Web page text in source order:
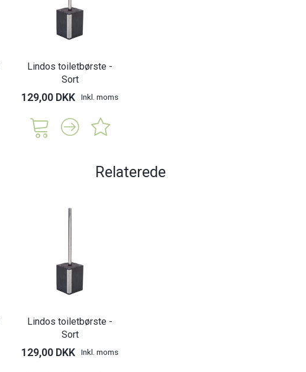
Lindos toiletbørste -
Sort
129,00 DKK Inkl. moms
Relaterede
Lindos toiletbørste -
Sort
129,00 DKK Inkl. moms